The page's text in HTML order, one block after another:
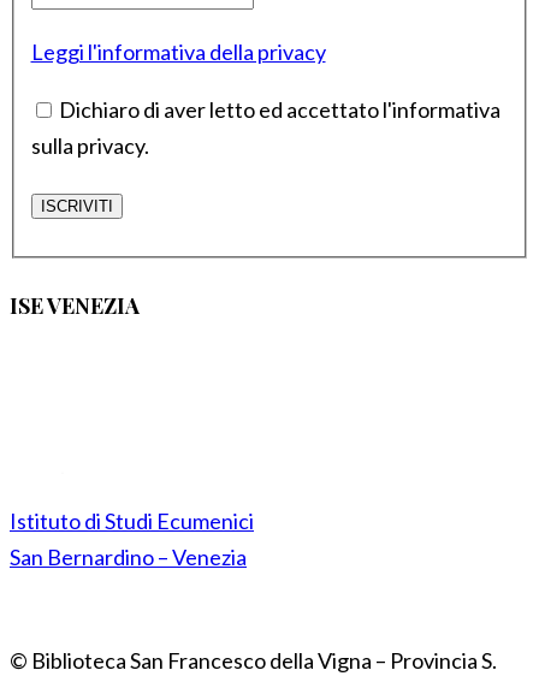
Leggi l'informativa della privacy
Dichiaro di aver letto ed accettato l'informativa
sulla privacy.
ISE VENEZIA
Istituto di Studi Ecumenici
San Bernardino – Venezia
© Biblioteca San Francesco della Vigna – Provincia S.